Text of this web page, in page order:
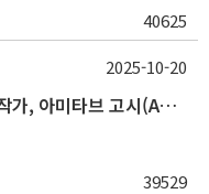
40625
(10/27) 제14회 박경리문학상 수상작가, 아미타브 고시(Amitav Ghosh) 강연 안내
39529
2025-10-20